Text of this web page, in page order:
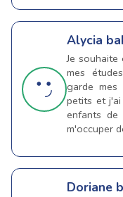
Alycia
Je
mes
garde mes
petits et
enfants
m'occuper
Doriane